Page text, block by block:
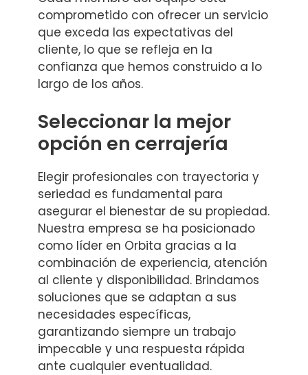
comprometido con ofrecer un servicio
que exceda las expectativas del
cliente, lo que se refleja en la
confianza que hemos construido a lo
largo de los años.
Seleccionar la mejor
opción en cerrajería
Elegir profesionales con trayectoria y
seriedad es fundamental para
asegurar el bienestar de su propiedad.
Nuestra empresa se ha posicionado
como líder en Orbita gracias a la
combinación de experiencia, atención
al cliente y disponibilidad. Brindamos
soluciones que se adaptan a sus
necesidades específicas,
garantizando siempre un trabajo
impecable y una respuesta rápida
ante cualquier eventualidad.